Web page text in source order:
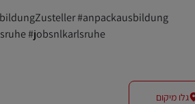
#anpackausbildung
#jobsnlkarlsruhe
גלו מיקום